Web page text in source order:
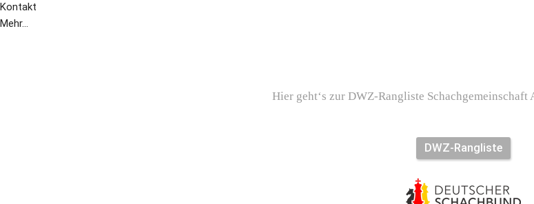
Kontakt
Mehr...
Hier geht‘s zur DWZ-Rangliste Schachgemeinschaft
DWZ-Rangliste